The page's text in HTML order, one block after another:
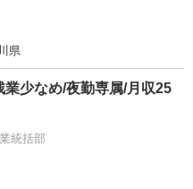
県
少なめ/夜勤専属/月収25
統括部